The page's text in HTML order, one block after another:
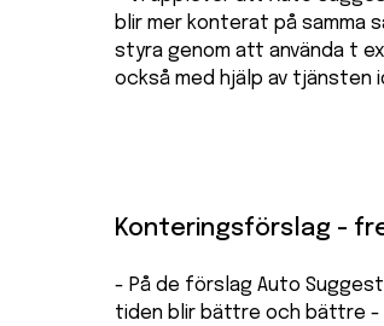
blir mer konterat på samma
styra genom att använda t
också med hjälp av
Konteringsförslag -
- På de förslag Auto
tiden blir bättre och bättre